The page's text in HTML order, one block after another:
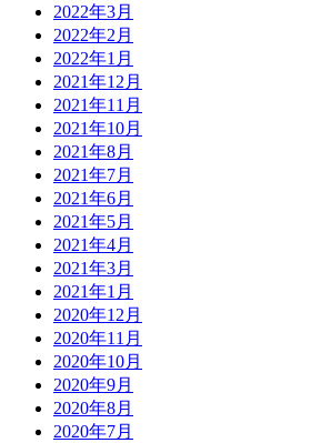
2022年3月
2022年2月
2022年1月
2021年12月
2021年11月
2021年10月
2021年8月
2021年7月
2021年6月
2021年5月
2021年4月
2021年3月
2021年1月
2020年12月
2020年11月
2020年10月
2020年9月
2020年8月
2020年7月